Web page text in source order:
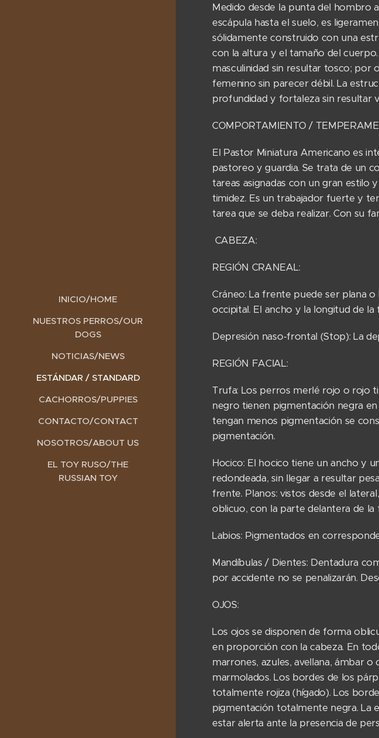
INICIO/HOME
NUESTROS PERROS/OUR
DOGS
NOTICIAS/NEWS
ESTÁNDAR / STANDARD
CACHORROS/PUPPIES
CONTACTO/CONTACT
NOSOTROS/ABOUT US
EL TOY RUSO/THE
RUSSIAN TOY
Medido desde la punta del hombro
escápula hasta el suelo, es
sólidamente construido con una
con la altura y el tamaño del
masculinidad sin resultar tosco; por
femenino sin parecer débil. La
profundidad y fortaleza sin resultar
COMPORTAMIENTO /
El Pastor Miniatura Americano es
pastoreo y guardia. Se trata de un
tareas asignadas con un gran estilo
timidez. Es un trabajador fuerte y
tarea que se deba realizar. Con su
CABEZA:
REGIÓN CRANEAL:
Cráneo: La frente puede ser plana
occipital. El ancho y la longitud de la
Depresión naso-frontal (Stop): La
REGIÓN FACIAL:
Trufa: Los perros merlé rojo o rojo
negro tienen pigmentación negra
tengan menos pigmentación se
pigmentación.
Hocico: El hocico tiene un ancho y
redondeada, sin llegar a resultar
frente. Planos: vistos desde el
oblicuo, con la parte delantera de
Labios: Pigmentados en
Mandíbulas / Dientes: Dentadura
por accidente no se penalizarán.
OJOS:
Los ojos se disponen de forma
en proporción con la cabeza. En
marrones, azules, avellana, ámbar
marmolados. Los bordes de los
totalmente rojiza (hígado). Los
pigmentación totalmente negra. La
estar alerta ante la presencia de